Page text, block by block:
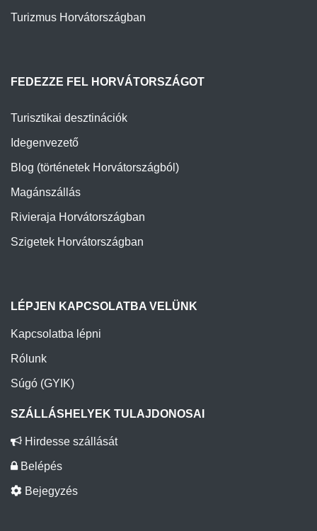
Turizmus Horvátországban
FEDEZZE FEL HORVÁTORSZÁGOT
Turisztikai desztinációk
Idegenvezető
Blog (történetek Horvátországból)
Magánszállás
Rivieraja Horvátországban
Szigetek Horvátországban
LÉPJEN KAPCSOLATBA VELÜNK
Kapcsolatba lépni
Rólunk
Súgó (GYIK)
SZÁLLÁSHELYEK TULAJDONOSAI
Hirdesse szállását
Belépés
Bejegyzés